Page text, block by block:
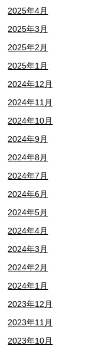
2025年4月
2025年3月
2025年2月
2025年1月
2024年12月
2024年11月
2024年10月
2024年9月
2024年8月
2024年7月
2024年6月
2024年5月
2024年4月
2024年3月
2024年2月
2024年1月
2023年12月
2023年11月
2023年10月